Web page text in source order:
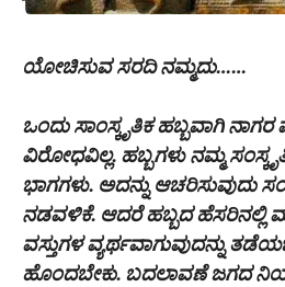
ಯೋಚಿಸುವ ಸರದಿ ನಮ್ಮದು……
ಒಂದು ಸಾಂಸ್ಕೃತಿಕ ಹಬ್ಬವಾಗಿ
ವಿರೋಧವಿಲ್ಲ. ಹಬ್ಬಗಳು ನಮ್ಮ
ಭಾಗಗಳು. ಅದನ್ನು ಆಚರಿಸುವುದು
ನಡವಳಿಕೆ. ಆದರೆ ಹಬ್ಬದ ಹೆಸರಿನಲ್ಲಿ
ವಸ್ತುಗಳ ವ್ಯರ್ಥವಾಗುವುದನ್ನು
ಹೊಂದಬೇಕು. ಬದಲಾವಣೆ ಜಗದ